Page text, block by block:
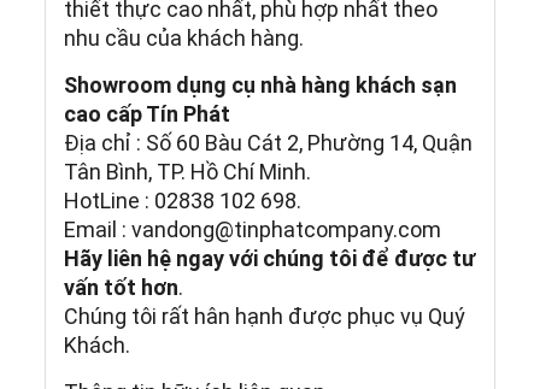
thiết thực cao nhất, phù hợp nhất theo
nhu cầu của khách hàng.
Showroom dụng cụ nhà hàng khách sạn
cao cấp Tín Phát
Địa chỉ : Số 60 Bàu Cát 2, Phường 14, Quận
Tân Bình, TP. Hồ Chí Minh.
HotLine : 02838 102 698.
Email : vandong@tinphatcompany.com
Hãy liên hệ ngay với chúng tôi để được tư
vấn tốt hơn.
Chúng tôi rất hân hạnh được phục vụ Quý
Khách.